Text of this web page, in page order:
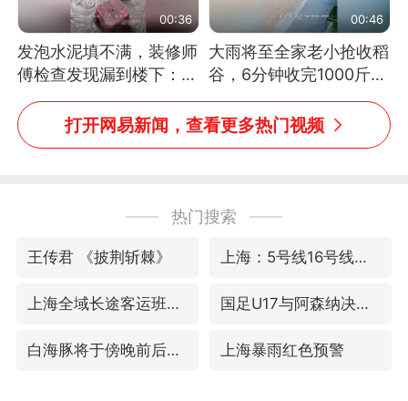
00:36
发泡水泥填不满，装修师
傅检查发现漏到楼下：出
风口未延伸到外墙
00:46
大雨将至全家老小抢收稻
谷，6分钟收完1000斤，
没有一个人掉链子
打开网易新闻，查看更多热门视频
热门搜索
王传君 《披荆斩棘》 上海：5号线16号线浦江线全线停运
上海全域长途客运班次全部停运 国足U17与阿森纳决赛取消 并列冠军
白海豚将于傍晚前后登陆 上海暴雨红色预警